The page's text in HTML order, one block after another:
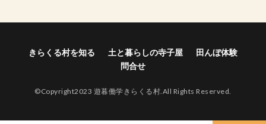
きらくる村を知る 土と暮らしの寺子屋
田んぼ体験
問合せ
©Copyright2023 遊暮働学きらくる村.All Rights Reserved.